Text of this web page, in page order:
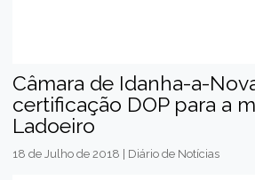
Câmara de Idanha-a-
certificação DOP para a
Ladoeiro
18 de Julho de 2018 | Diário de Notícias